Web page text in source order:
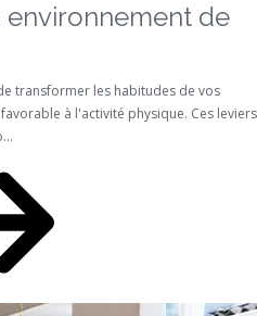
de
transformer les habitudes de vos
à l'activité physique. Ces leviers